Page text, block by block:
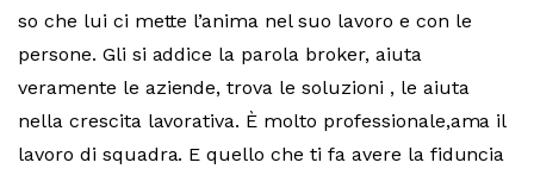
so che lui ci mette l’anima nel suo lavoro e con le
persone. Gli si addice la parola broker, aiuta
veramente le aziende, trova le soluzioni , le aiuta
nella crescita lavorativa. È molto professionale,ama il
lavoro di squadra. E quello che ti fa avere la fiduncia